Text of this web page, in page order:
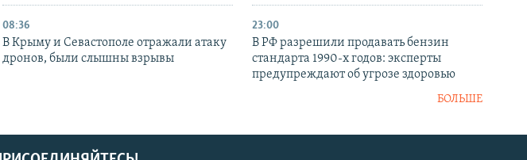
08:36
В Крыму и Севастополе отражали атаку
дронов, были слышны взрывы
23:00
В РФ разрешили продавать бензин
стандарта 1990-х годов: эксперты
предупреждают об угрозе здоровью
БОЛЬШЕ